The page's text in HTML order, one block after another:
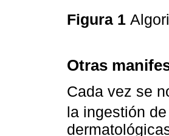
Figura 1
Otras
Cada vez se
la ingestión